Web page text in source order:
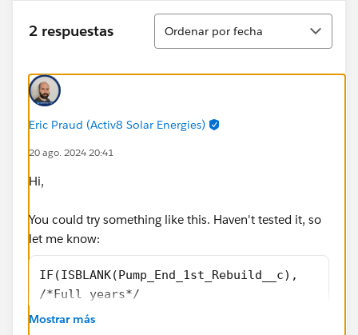
2 respuestas
Ordenar
Ordenar por fecha
Eric Praud (Activ8 Solar Energies)
20 ago. 2024 20:41
Hi,
You could try something like this. Haven't tested it, so
let me know:
IF(ISBLANK(Pump_End_1st_Rebuild__c),
/*Full years*/
YEAR(TODAY())-YEAR(Ship_Date__c)-
Mostrar más